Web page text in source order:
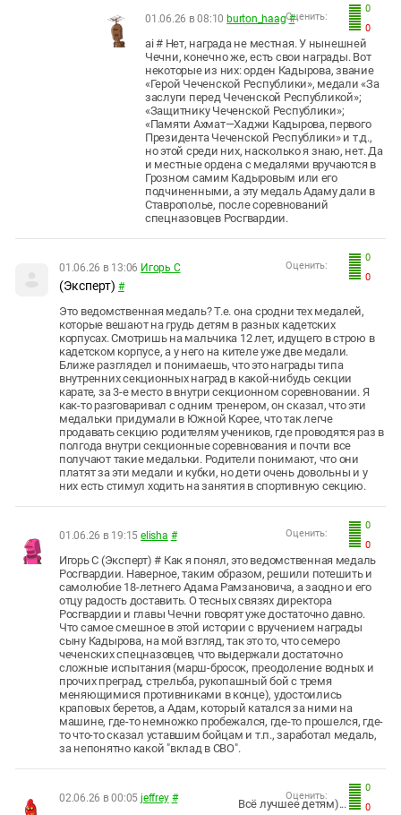
0
0
Оценить:
01.06.26 в 08:10 burton_haag #
ai # Нет, награда не местная. У нынешней
Чечни, конечно же, есть свои награды. Вот
некоторые из них: орден Кадырова, звание
«Герой Чеченской Республики», медали «За
заслуги перед Чеченской Республикой»;
«Защитнику Чеченской Республики»;
«Памяти Ахмат—Хаджи Кадырова, первого
Президента Чеченской Республики» и т.д.,
но этой среди них, насколько я знаю, нет. Да
и местные ордена с медалями вручаются в
Грозном самим Кадыровым или его
подчиненными, а эту медаль Адаму дали в
Ставрополье, после соревнований
спецназовцев Росгвардии.
0
0
Оценить:
01.06.26 в 13:06 Игорь С
(Эксперт) #
Это ведомственная медаль? Т.е. она сродни тех медалей,
которые вешают на грудь детям в разных кадетских
корпусах. Смотришь на мальчика 12 лет, идущего в строю в
кадетском корпусе, а у него на кителе уже две медали.
Ближе разглядел и понимаешь, что это награды типа
внутренних секционных наград в какой-нибудь секции
карате, за 3-е место в внутри секционном соревновании. Я
как-то разговаривал с одним тренером, он сказал, что эти
медальки придумали в Южной Корее, что так легче
продавать секцию родителям учеников, где проводятся раз в
полгода внутри секционные соревнования и почти все
получают такие медальки. Родители понимают, что они
платят за эти медали и кубки, но дети очень довольны и у
них есть стимул ходить на занятия в спортивную секцию.
0
0
Оценить:
01.06.26 в 19:15 elisha #
Игорь С (Эксперт) # Как я понял, это ведомственная медаль
Росгвардии. Наверное, таким образом, решили потешить и
самолюбие 18-летнего Адама Рамзановича, а заодно и его
отцу радость доставить. О тесных связях директора
Росгвардии и главы Чечни говорят уже достаточно давно.
Что самое смешное в этой истории с вручением награды
сыну Кадырова, на мой взгляд, так это то, что семеро
чеченских спецназовцев, что выдержали достаточно
сложные испытания (марш-бросок, преодоление водных и
прочих преград, стрельба, рукопашный бой с тремя
меняющимися противниками в конце), удостоились
краповых беретов, а Адам, который катался за ними на
машине, где-то немножко пробежался, где-то прошелся, где-
то что-то сказал уставшим бойцам и т.п., заработал медаль,
за непонятно какой "вклад в СВО".
0
0
Оценить:
02.06.26 в 00:05 jeffrey # Всё лучшее детям)...